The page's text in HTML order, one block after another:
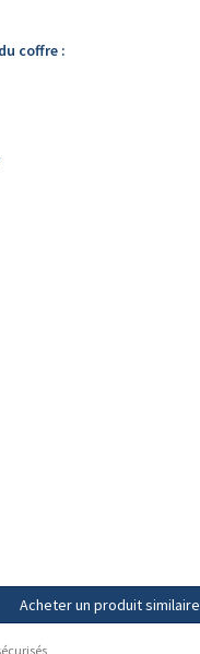
coffre :
Acheter un produit similaire